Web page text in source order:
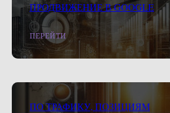
ПРОДВИЖЕНИЕ В GOOGLE
ПЕРЕЙТИ
ПО ТРАФИКУ, ПОЗИЦИЯМ